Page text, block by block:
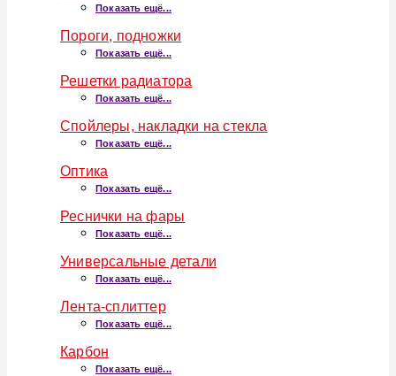
Показать ещё...
Пороги, подножки
Показать ещё...
Решетки радиатора
Показать ещё...
Спойлеры, накладки на стекла
Показать ещё...
Оптика
Показать ещё...
Реснички на фары
Показать ещё...
Универсальные детали
Показать ещё...
Лента-сплиттер
Показать ещё...
Карбон
Показать ещё...